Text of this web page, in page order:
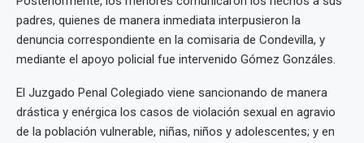
padres, quienes de manera inmediata interpusieron la
denuncia correspondiente en la comisaria de Condevilla, y
mediante el apoyo policial fue intervenido Gómez Gonzáles.
El Juzgado Penal Colegiado viene sancionando de manera
drástica y enérgica los casos de violación sexual en agravio
de la población vulnerable, niñas, niños y adolescentes; y en